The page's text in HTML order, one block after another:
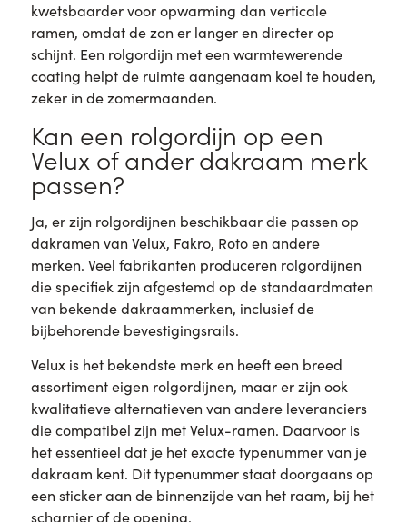
kwetsbaarder voor opwarming dan verticale
ramen, omdat de zon er langer en directer op
schijnt. Een rolgordijn met een warmtewerende
coating helpt de ruimte aangenaam koel te houden,
zeker in de zomermaanden.
Kan een rolgordijn op een
Velux of ander dakraam merk
passen?
Ja, er zijn rolgordijnen beschikbaar die passen op
dakramen van Velux, Fakro, Roto en andere
merken. Veel fabrikanten produceren rolgordijnen
die specifiek zijn afgestemd op de standaardmaten
van bekende dakraammerken, inclusief de
bijbehorende bevestigingsrails.
Velux is het bekendste merk en heeft een breed
assortiment eigen rolgordijnen, maar er zijn ook
kwalitatieve alternatieven van andere leveranciers
die compatibel zijn met Velux-ramen. Daarvoor is
het essentieel dat je het exacte typenummer van je
dakraam kent. Dit typenummer staat doorgaans op
een sticker aan de binnenzijde van het raam, bij het
scharnier of de opening.